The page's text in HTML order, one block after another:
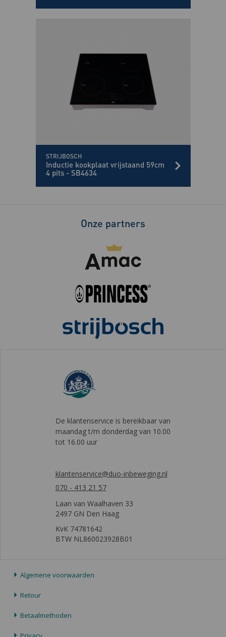
STRIJBOSCH
Inductie kookplaat vrijstaand 59cm
4 pits - SB4634
Onze partners
De klantenservice is bereikbaar van
maandag t/m donderdag van 10.00
tot 16.00 uur
klantenservice@duo-inbeweging.nl
070 - 413 21 57
Laan van Waalhaven 33
2497 GN Den Haag
KvK 74781642
BTW NL860023928B01
Algemene voorwaarden
Retour
Betaalmethoden